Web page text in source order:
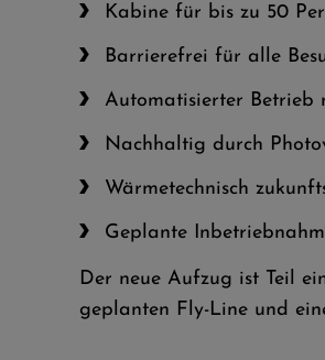
Kabine für bis zu 50
Barrierefrei für alle
Automatisierter Betrieb
Nachhaltig durch
Wärmetechnisch
Geplante
Der neue Aufzug ist Teil
geplanten Fly-Line und